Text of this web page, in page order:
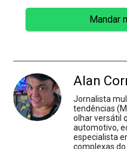
Mandar
Alan
Jornalista
tendências
olhar versátil
automotivo,
especialista
complexas